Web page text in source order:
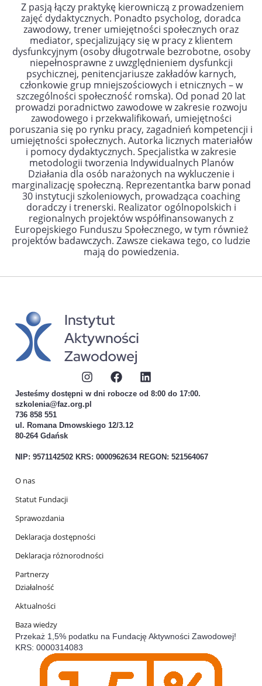
Z pasją łączy praktykę kierowniczą z prowadzeniem
zajęć dydaktycznych. Ponadto psycholog, doradca
zawodowy, trener umiejętności społecznych oraz
mediator, specjalizujący się w pracy z klientem
dysfunkcyjnym (osoby długotrwale bezrobotne, osoby
niepełnosprawne z uwzględnieniem dysfunkcji
psychicznej, penitencjariusze zakładów karnych,
członkowie grup mniejszościowych i etnicznych – w
szczególności społeczność romska). Od ponad 20 lat
prowadzi poradnictwo zawodowe w zakresie rozwoju
zawodowego i przekwalifikowań, umiejętności
poruszania się po rynku pracy, zagadnień kompetencji i
umiejętności społecznych. Autorka licznych materiałów
i pomocy dydaktycznych. Specjalistka w zakresie
metodologii tworzenia Indywidualnych Planów
Działania dla osób narażonych na wykluczenie i
marginalizację społeczną. Reprezentantka barw ponad
30 instytucji szkoleniowych, prowadząca coaching
doradczy i trenerski. Realizator ogólnopolskich i
regionalnych projektów współfinansowanych z
Europejskiego Funduszu Społecznego, w tym również
projektów badawczych. Zawsze ciekawa tego, co ludzie
mają do powiedzenia.
Jesteśmy dostępni w dni robocze od 8:00 do 17:00.
szkolenia@faz.org.pl
736 858 551
ul. Romana Dmowskiego 12/3.12
80-264 Gdańsk
NIP: 9571142502 KRS: 0000962634 REGON: 521564067
O nas
Statut Fundacji
Sprawozdania
Deklaracja dostępności
Deklaracja różnorodności
Partnerzy
Działalność
Aktualności
Baza wiedzy
Przekaż 1,5% podatku na Fundację Aktywności Zawodowej!
KRS: 0000314083